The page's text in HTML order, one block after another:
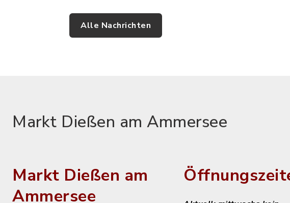
Alle Nachrichten
Markt Dießen am Ammersee
Markt Dießen am
Ammersee